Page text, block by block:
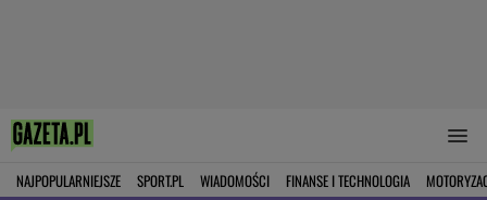
NAJPOPULARNIEJSZE SPORT.PL WIADOMOŚCI FINANSE I TECHNOLOGIA